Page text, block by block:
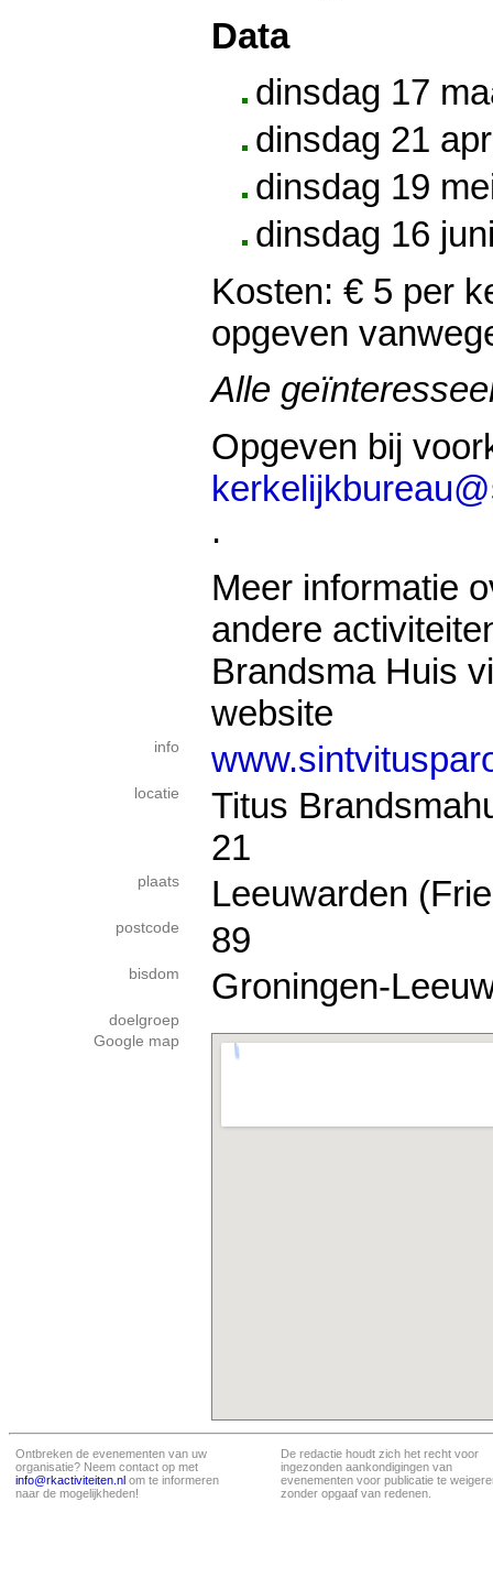
Data
dinsdag 17
dinsdag 21
dinsdag 19
dinsdag 16
Kosten: € 5 per
opgeven
Alle
Opgeven bij
.
Meer informatie
andere
Brandsma Huis
website
info
locatie
Titus
21
plaats Leeuwarden
postcode 89
bisdom Groningen-
doelgroep
Google map
Ontbreken de evenementen van uw
organisatie? Neem contact op met
info@rkactiviteiten.nl om te informeren
naar de mogelijkheden!
De redactie houdt zich het recht voor
ingezonden aankondigingen van
evenementen voor publicatie te
zonder opgaaf van redenen.